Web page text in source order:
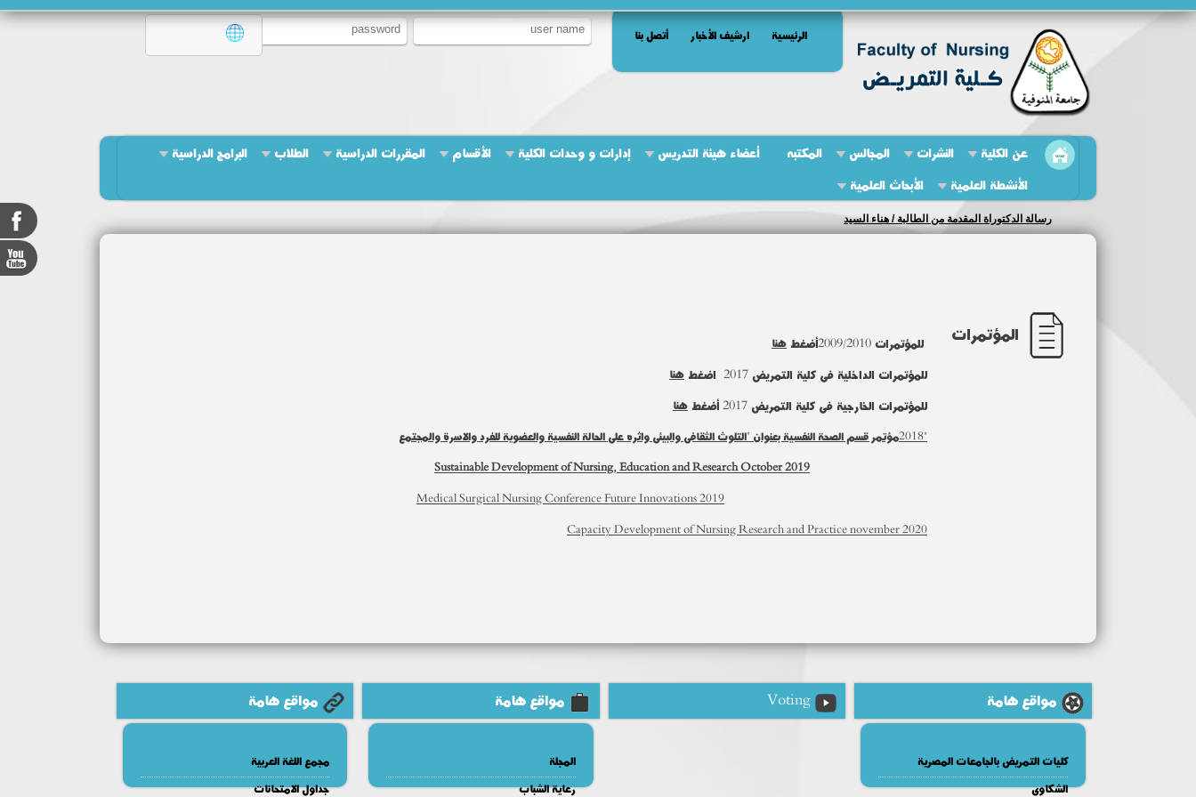
الرئيسية ارشيف الأخبار أتصل بنا
عن الكلية النشرات المجالس المكتبه أعضاء هيئة التدريس إدارات و وحدات الكلية الأقسام المقررات الدراسية الطلاب
البرامج الدراسية
الأنشطة العلمية
الأبحاث العلمية
رسالة الدكتوراة المقدمة من الطالبة / هناء السيد
المؤتمرات للمؤتمرات 2009/2010أضغط هنا
للمؤتمرات الداخلية فى كلية التمريض 2017 اضغط هنا
للمؤتمرات الخارجية فى كلية التمريض 2017 أضغط
هنا
"2018مؤتمر قسم الصحة النفسية بعنوان "التلوث الثقافى والبيئى واثره على الحالة النفسية والعضوية للفرد والاسرة والمجتمع
Sustainable Development of Nursing, Education and ResearchOctober 2019
Medical Surgical Nursing Conference Future Innovations 2019
Capacity Development of Nursing Research and Practice november 2020
مواقع هامة
كليات التمريض بالجامعات المصرية
الشكاوى
Voting مواقع هامة
المجلة
رعاية الشباب
مواقع هامة
مجمع اللغة العربية
جداول الامتحانات